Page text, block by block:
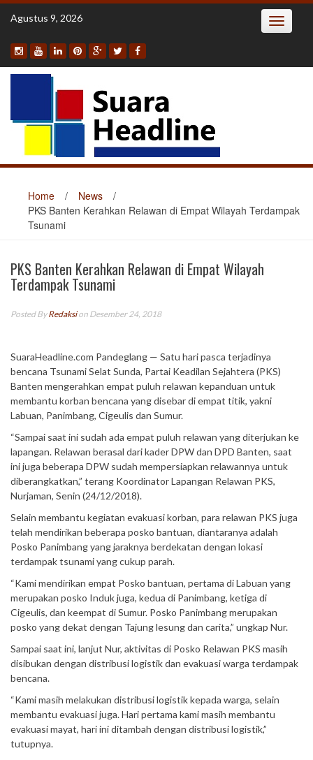
Skip
Agustus 9, 2026 Toggle
Home / News
/
PKS Banten Kerahkan Relawan di Empat Wilayah Terdampak
Tsunami
PKS Banten Kerahkan Relawan di Empat Wilayah
Terdampak Tsunami
Posted ByRedaksion Desember 24, 2018
SuaraHeadline.com Pandeglang — Satu hari pasca terjadinya
bencana Tsunami Selat Sunda, Partai Keadilan Sejahtera (PKS)
Banten mengerahkan empat puluh relawan kepanduan untuk
membantu korban bencana yang disebar di empat titik, yakni
Labuan, Panimbang, Cigeulis dan Sumur.
“Sampai saat ini sudah ada empat puluh relawan yang diterjukan ke
lapangan. Relawan berasal dari kader DPW dan DPD Banten, saat
ini juga beberapa DPW sudah mempersiapkan relawannya untuk
diberangkatkan,” terang Koordinator Lapangan Relawan PKS,
Nurjaman, Senin (24/12/2018).
Selain membantu kegiatan evakuasi korban, para relawan PKS juga
telah mendirikan beberapa posko bantuan, diantaranya adalah
Posko Panimbang yang jaraknya berdekatan dengan lokasi
terdampak tsunami yang cukup parah.
“Kami mendirikan empat Posko bantuan, pertama di Labuan yang
merupakan posko Induk juga, kedua di Panimbang, ketiga di
Cigeulis, dan keempat di Sumur. Posko Panimbang merupakan
posko yang dekat dengan Tajung lesung dan carita,” ungkap Nur.
Sampai saat ini, lanjut Nur, aktivitas di Posko Relawan PKS masih
disibukan dengan distribusi logistik dan evakuasi warga terdampak
bencana.
“Kami masih melakukan distribusi logistik kepada warga, selain
membantu evakuasi juga. Hari pertama kami masih membantu
evakuasi mayat, hari ini ditambah dengan distribusi logistik,”
tutupnya.